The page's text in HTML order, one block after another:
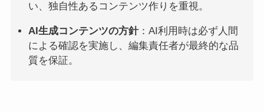
い、独自性あるコンテンツ作りを重視。
AI生成コンテンツの方針：AI利用時は必ず人間
による確認を実施し、編集責任者が最終的な品
質を保証。